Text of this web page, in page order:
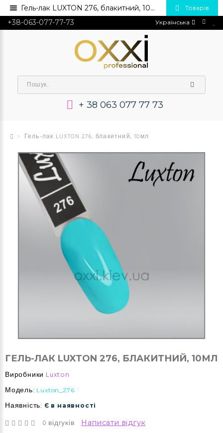
+38-063-077-77-73 Українська
+ 38 063 077 77 73
Товарів
Гель-лак LUXTON 276, блакитний, 10мл
ГЕЛЬ-ЛАК LUXTON 276, БЛАКИТНИЙ, 10МЛ
Виробники Luxton
Модель: Luxton_276
Наявність: Є в наявності
0 відгуків Написати відгук
Гель-лак LUXTON 276, блакитний, 10мл 💅 Купити в Україні опт та роздріб